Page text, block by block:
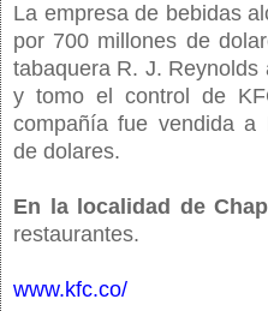
La empresa de bebidas
por 700 millones de
tabaquera R. J.
y tomo el control de
compañía fue vendida a
de dolares.
En la localidad de
restaurantes.
www.kfc.co/